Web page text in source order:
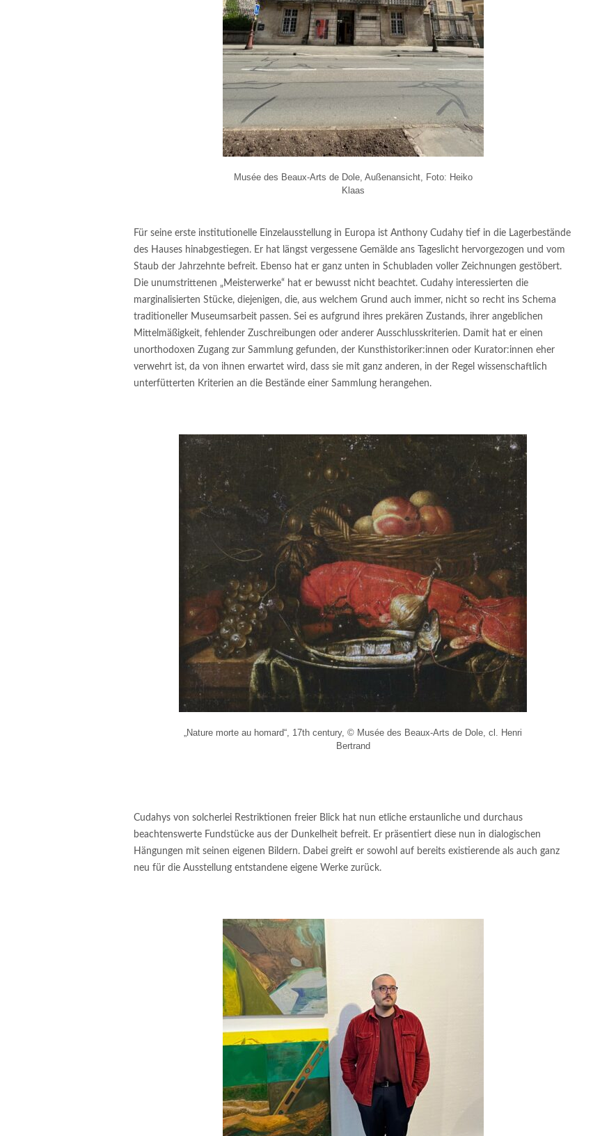
Musée des Beaux-Arts de Dole, Außenansicht, Foto: Heiko
Klaas
Für seine erste institutionelle Einzelausstellung in Europa ist Anthony Cudahy tief in die Lagerbestände
des Hauses hinabgestiegen. Er hat längst vergessene Gemälde ans Tageslicht hervorgezogen und vom
Staub der Jahrzehnte befreit. Ebenso hat er ganz unten in Schubladen voller Zeichnungen gestöbert.
Die unumstrittenen „Meisterwerke“ hat er bewusst nicht beachtet. Cudahy interessierten die
marginalisierten Stücke, diejenigen, die, aus welchem Grund auch immer, nicht so recht ins Schema
traditioneller Museumsarbeit passen. Sei es aufgrund ihres prekären Zustands, ihrer angeblichen
Mittelmäßigkeit, fehlender Zuschreibungen oder anderer Ausschlusskriterien. Damit hat er einen
unorthodoxen Zugang zur Sammlung gefunden, der Kunsthistoriker:innen oder Kurator:innen eher
verwehrt ist, da von ihnen erwartet wird, dass sie mit ganz anderen, in der Regel wissenschaftlich
unterfütterten Kriterien an die Bestände einer Sammlung herangehen.
„Nature morte au homard“, 17th century, © Musée des Beaux-Arts de Dole, cl. Henri
Bertrand
Cudahys von solcherlei Restriktionen freier Blick hat nun etliche erstaunliche und durchaus
beachtenswerte Fundstücke aus der Dunkelheit befreit. Er präsentiert diese nun in dialogischen
Hängungen mit seinen eigenen Bildern. Dabei greift er sowohl auf bereits existierende als auch ganz
neu für die Ausstellung entstandene eigene Werke zurück.